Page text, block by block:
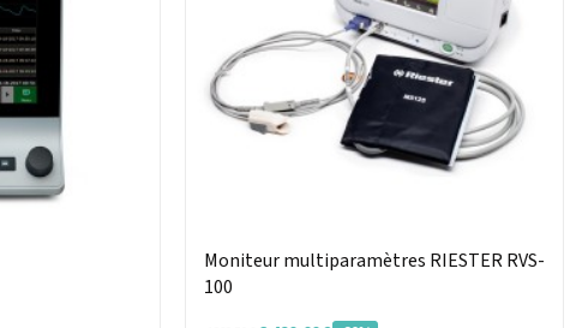
Moniteur multiparamètres RIESTER RVS-
100